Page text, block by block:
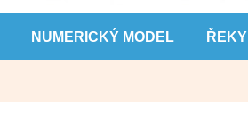
NUMERICKÝ MODEL ŘEKY